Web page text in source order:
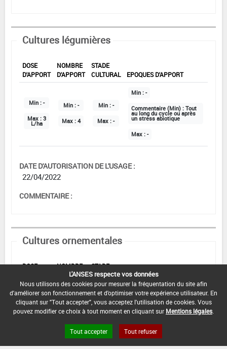
Cultures légumières
DOSE
D'APPORT
NOMBRE
D'APPORT
STADE
CULTURAL
EPOQUES D'APPORT
Min : -
Max : 3
L/ha
Min : -
Max : 4
Min : -
Max : -
Min : -
Commentaire (Min) : Tout
au long du cycle ou après
un stress abiotique
Max : -
DATE D'AUTORISATION DE L'USAGE :
22/04/2022
COMMENTAIRE :
Cultures ornementales
DOSE
NOMBRE
D'APPORT
STADE
CULTURAL
EPOQUES D'APPORT
Min :- Min :- Min :-
Min :-
Commentaire (Min) :Tout
au long du cycle
Max :-
L'ANSES respecte vos données
Nous utilisons des cookies pour mesurer la fréquentation du site afin
d'améliorer son fonctionnement et d'optimiser votre expérience utilisateur. En
cliquant sur "Tout accepter", vous acceptez l'utilisation de cookies. Vous
pouvez modifier ce choix à tout moment en cliquant sur Mentions légales
Tout accepter Tout refuser